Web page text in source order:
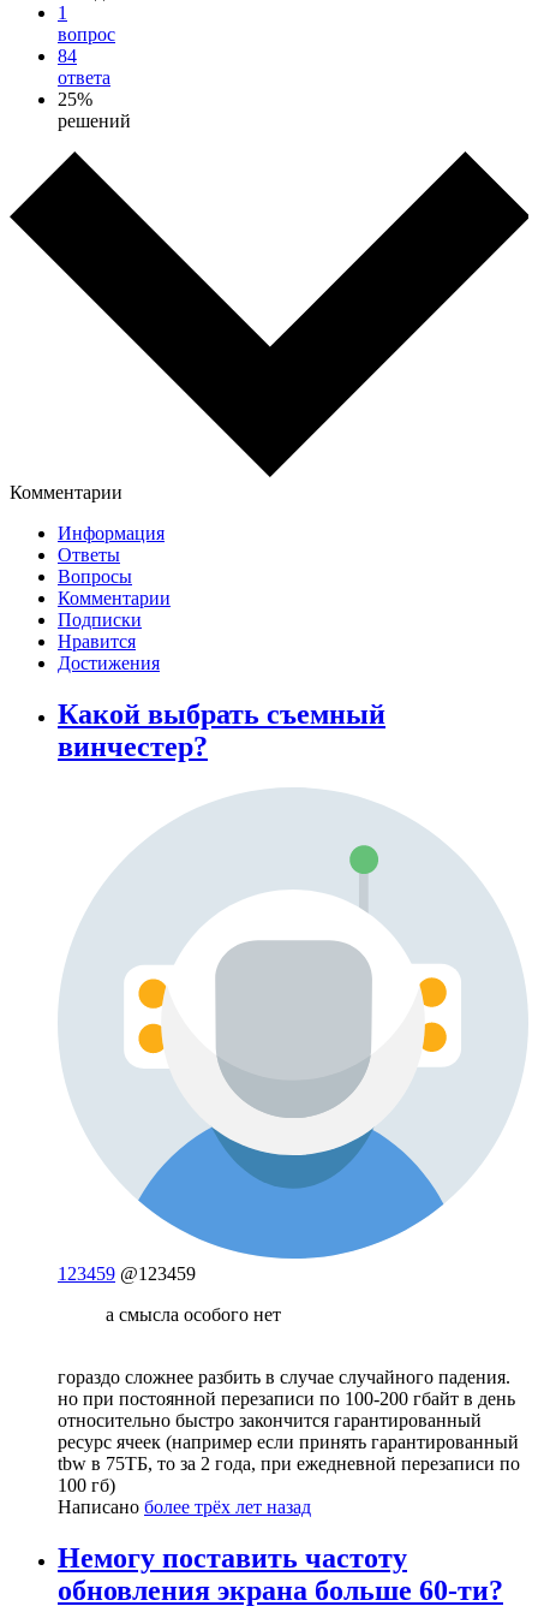
1
вопрос
84
ответа
25%
решений
Комментарии
Информация
Ответы
Вопросы
Комментарии
Подписки
Нравится
Достижения
Какой выбрать съемный
винчестер?
123459 @123459
а смысла особого нет
гораздо сложнее разбить в случае случайного падения.
но при постоянной перезаписи по 100-200 гбайт в день
относительно быстро закончится гарантированный
ресурс ячеек (например если принять гарантированный
tbw в 75ТБ, то за 2 года, при ежедневной перезаписи по
100 гб)
Написано более трёх лет назад
Немогу поставить частоту
обновления экрана больше 60-ти?